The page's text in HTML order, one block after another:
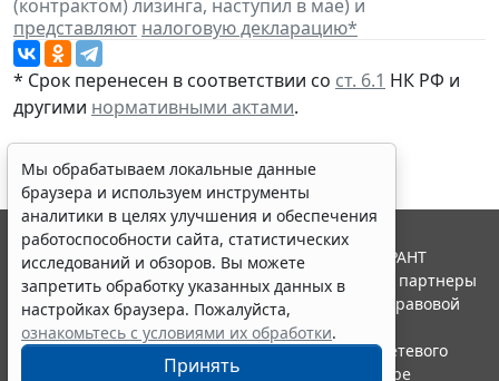
(контрактом) лизинга, наступил в мае) и
представляют налоговую декларацию*
* Срок перенесен в соответствии со ст. 6.1 НК РФ и
другими нормативными актами.
Мы обрабатываем локальные данные
браузера и используем инструменты
аналитики в целях улучшения и обеспечения
работоспособности сайта, статистических
исследований и обзоров. Вы можете
запретить обработку указанных данных в
настройках браузера. Пожалуйста,
ознакомьтесь с условиями их обработки.
Принять
© ООО "НПП "ГАРАНТ-СЕРВИС", 2026. Система ГАРАНТ
выпускается с 1990 года. Компания "Гарант" и ее партнеры
являются участниками Российской ассоциации правовой
информации ГАРАНТ.
Портал ГАРАНТ.РУ зарегистрирован в качестве сетевого
издания Федеральной службой по надзору в сфере